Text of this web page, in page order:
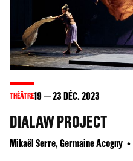
THÉÂTRE19 23DÉC. 2023
DIALAW PROJECT
Mikaël Serre, Germaine Acogny